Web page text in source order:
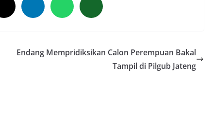
Endang Mempridiksikan Calon Perempuan Bakal
Tampil di Pilgub Jateng